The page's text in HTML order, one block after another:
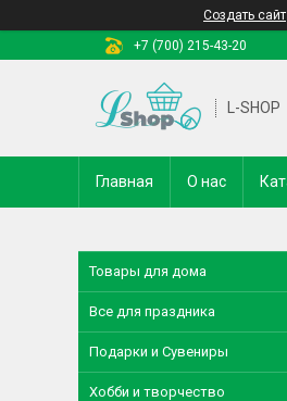
Создать сайт
+7 (700) 215-43-20
L-SHOP
Главная О нас
Товары для дома
Все для праздника
Подарки и Сувениры
Хобби и творчество